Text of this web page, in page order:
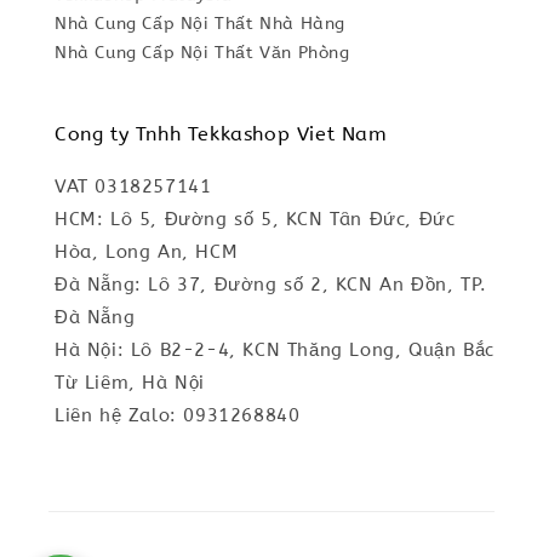
Nhà Cung Cấp Nội Thất Nhà Hàng
Nhà Cung Cấp Nội Thất Văn Phòng
Cong ty Tnhh Tekkashop Viet Nam
VAT 0318257141
HCM: Lô 5, Đường số 5, KCN Tân Đức, Đức
Hòa, Long An, HCM
Đà Nẵng: Lô 37, Đường số 2, KCN An Đồn, TP.
Đà Nẵng
Hà Nội: Lô B2-2-4, KCN Thăng Long, Quận Bắc
Từ Liêm, Hà Nội
Liên hệ Zalo: 0931268840